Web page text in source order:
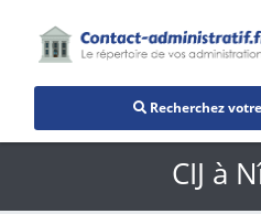
Recherchez
CIJ à